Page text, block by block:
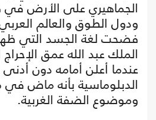
الجماهيري على الأرض
ودول الطوق والعالم
فضحت لغة الجسد التي
الملك عبد الله عمق
عندما أعلن أمامه دون أدنى
الدبلوماسية بأنه ماض في
وموضوع الضفة الغربية.